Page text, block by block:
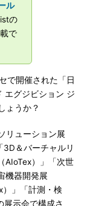
ル
の
で
で開催された「日
エグジビション ジ
ょうか？
リューション展
3D＆バーチャルリ
AIoTex）」「次世
機器開発展
）」「計測・検
示会で構成さ